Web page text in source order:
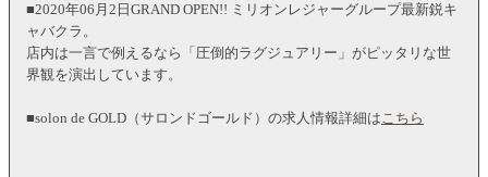
■2020年06月2日GRAND OPEN!! ミリオンレジャーグループ最新鋭キ
ャバクラ。
店内は一言で例えるなら「圧倒的ラグジュアリー」がピッタリな世
界観を演出しています。
■solon de GOLD（サロンドゴールド）の求人情報詳細はこちら